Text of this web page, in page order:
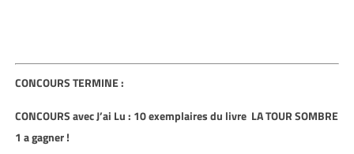
CONCOURS TERMINE :
CONCOURS avec J’ai Lu : 10 exemplaires du livre LA TOUR SOMBRE
1 a gagner !